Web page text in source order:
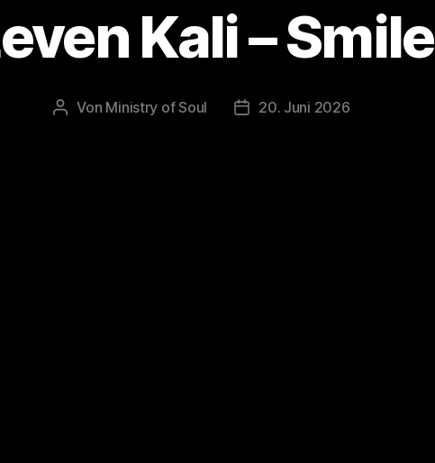
Kali – Smile
Beitragsautor
Von Ministry of Soul Veröffentlichungsdatum
20. Juni 2026